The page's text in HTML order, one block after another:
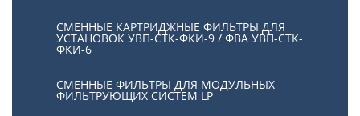
СМЕННЫЕ КАРТРИДЖНЫЕ ФИЛЬТРЫ ДЛЯ
УСТАНОВОК УВП-СТК-ФКИ-9 / ФВА УВП-СТК-
ФКИ-6
СМЕННЫЕ ФИЛЬТРЫ ДЛЯ МОДУЛЬНЫХ
ФИЛЬТРУЮЩИХ СИСТЕМ LP